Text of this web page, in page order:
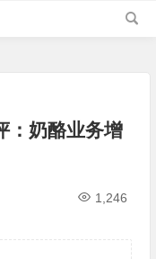
：奶酪业务增
1,246